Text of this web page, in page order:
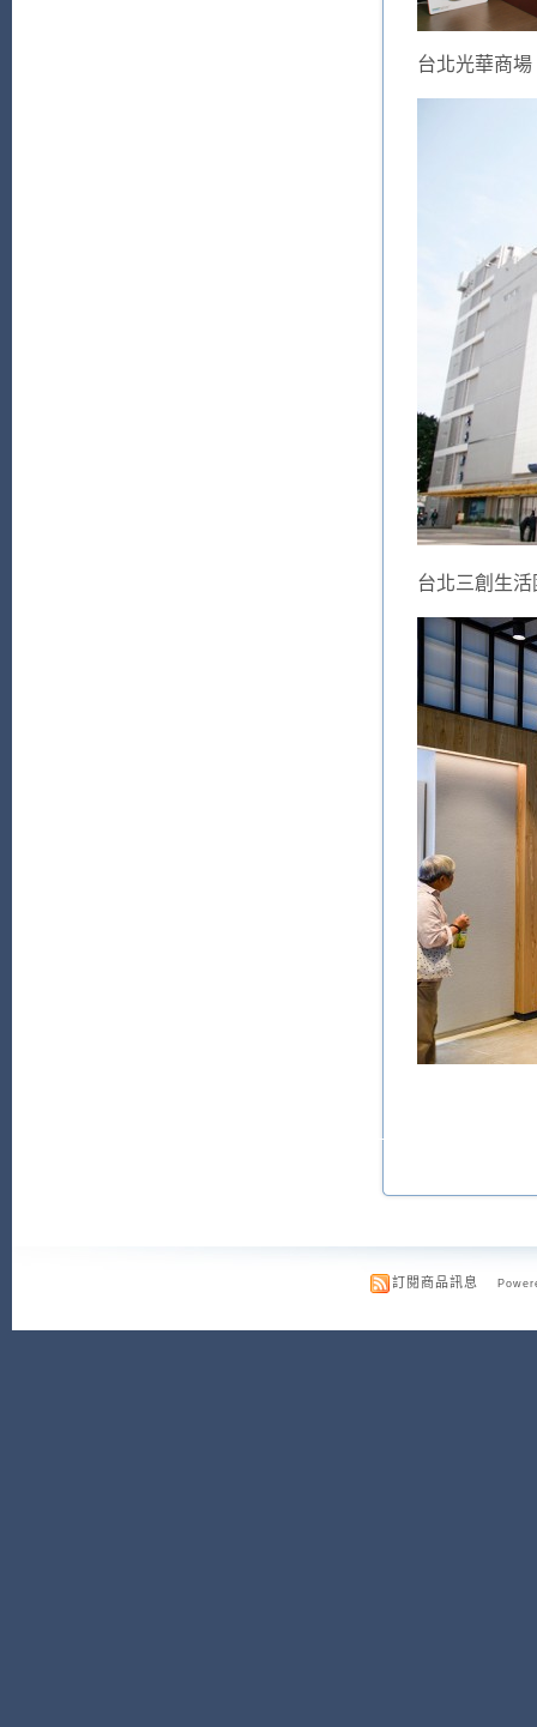
台北光華商場
台北三創生活
訂閱商品訊息